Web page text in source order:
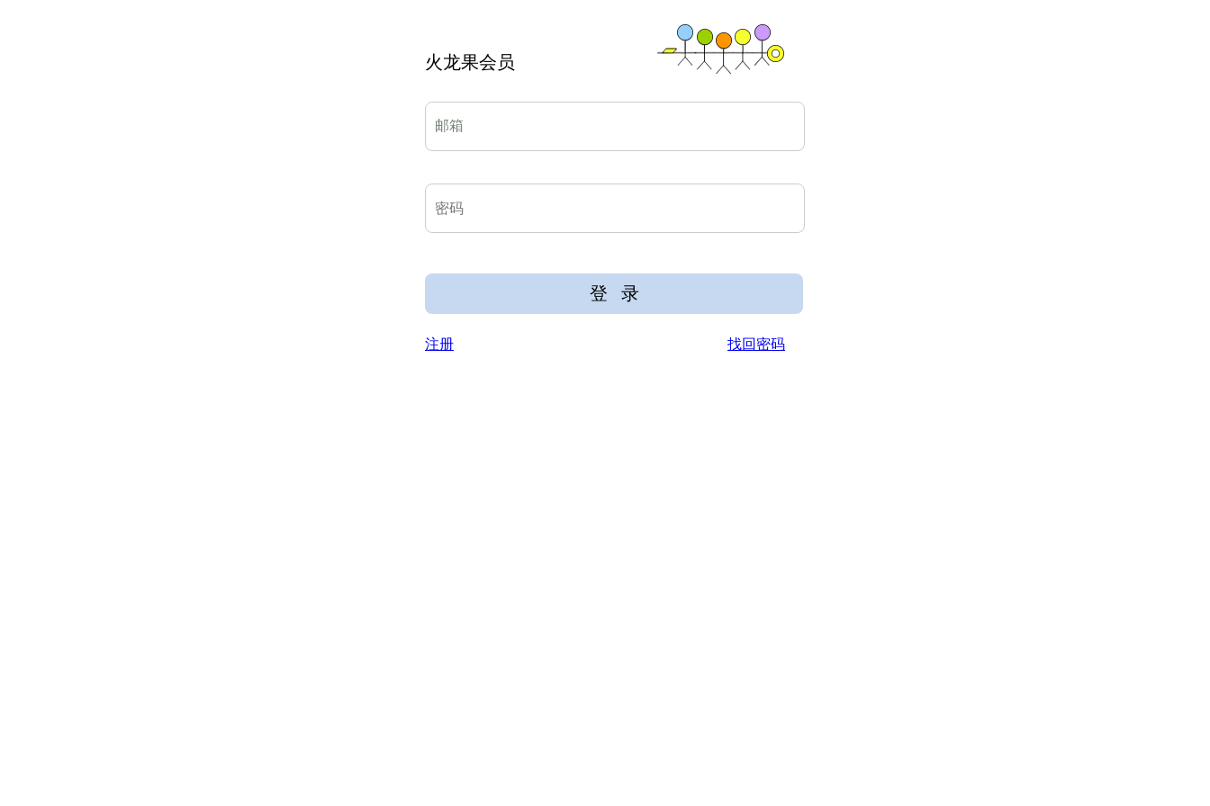
火龙果会员
注册 找回密码